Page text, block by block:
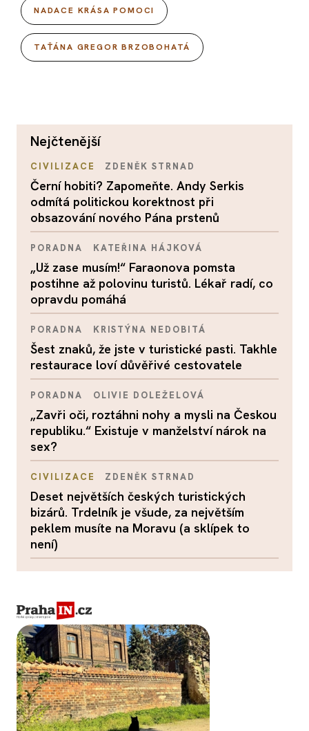
NADACE KRÁSA POMOCI
TAŤÁNA GREGOR BRZOBOHATÁ
nejčtenější
CIVILIZACE ZDENĚK STRNAD
Černí hobiti? Zapomeňte. Andy Serkis
odmítá politickou korektnost při
obsazování nového Pána prstenů
PORADNA KATEŘINA HÁJKOVÁ
„Už zase musím!“ Faraonova pomsta
postihne až polovinu turistů. Lékař radí, co
opravdu pomáhá
PORADNA KRISTÝNA NEDOBITÁ
Šest znaků, že jste v turistické pasti. Takhle
restaurace loví důvěřivé cestovatele
PORADNA OLIVIE DOLEŽELOVÁ
„Zavři oči, roztáhni nohy a mysli na Českou
republiku.“ Existuje v manželství nárok na
sex?
CIVILIZACE ZDENĚK STRNAD
Deset největších českých turistických
bizárů. Trdelník je všude, za největším
peklem musíte na Moravu (a sklípek to
není)